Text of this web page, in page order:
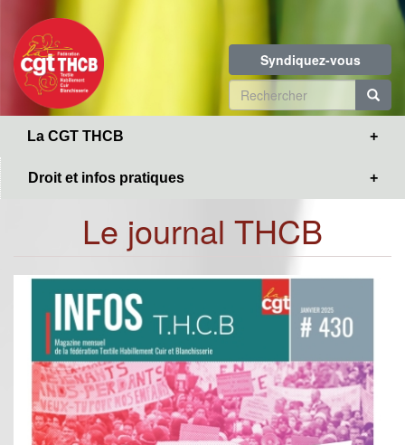
contenu
principal
Syndiquez-vous
Formulaire
de
La CGT THCB
Droit et infos pratiques
Le journal THCB